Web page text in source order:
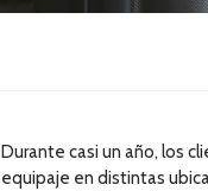
Durante casi un año, los
equipaje en distintas